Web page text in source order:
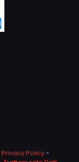
Privacy Policy-